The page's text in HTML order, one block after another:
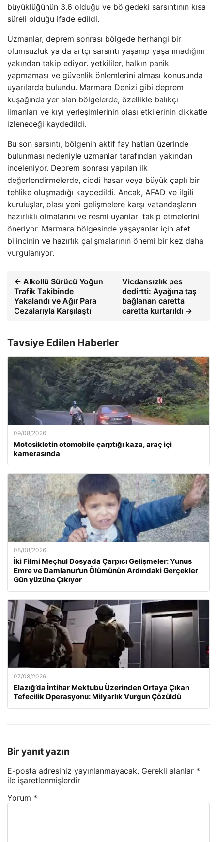
büyüklüğünün 3.6 olduğu ve bölgedeki sarsıntının kısa
süreli olduğu ifade edildi.
Uzmanlar, deprem sonrası bölgede herhangi bir
olumsuzluk ya da artçı sarsıntı yaşanıp yaşanmadığını
yakından takip ediyor. yetkililer, halkın panik
yapmaması ve güvenlik önlemlerini alması konusunda
uyarılarda bulundu. Marmara Denizi gibi deprem
kuşağında yer alan bölgelerde, özellikle balıkçı
limanları ve kıyı yerleşimlerinin olası etkilerinin dikkatle
izleneceği kaydedildi.
Bu son sarsıntı, bölgenin aktif fay hatları üzerinde
bulunması nedeniyle uzmanlar tarafından yakından
inceleniyor. Deprem sonrası yapılan ilk
değerlendirmelerde, ciddi hasar veya büyük çaplı bir
tehlike oluşmadığı kaydedildi. Ancak, AFAD ve ilgili
kuruluşlar, olası yeni gelişmelere karşı vatandaşların
hazırlıklı olmalarını ve resmi uyarıları takip etmelerini
öneriyor. Marmara bölgesinde yaşayanlar için afet
bilincinin ve hazırlık çalışmalarının önemi bir kez daha
vurgulanıyor.
← Alkollü Sürücü Yoğun
Trafik Takibinde
Yakalandı ve Ağır Para
Cezalarıyla Karşılaştı
Vicdansızlık pes
dedirtti: Ayağına taş
bağlanan caretta
caretta kurtarıldı →
Tavsiye Edilen Haberler
09/08/2026
Motosikletin otomobile çarptığı kaza, araç içi
kamerasında
08/08/2026
İki Filmi Meçhul Dosyada Çarpıcı Gelişmeler: Yunus
Emre ve Damlanur’un Ölümünün Ardındaki Gerçekler
Gün yüzüne Çıkıyor
07/08/2026
Elazığ’da İntihar Mektubu Üzerinden Ortaya Çıkan
Tefecilik Operasyonu: Milyarlık Vurgun Çözüldü
Bir yanıt yazın
E-posta adresiniz yayınlanmayacak. Gerekli alanlar *
ile işaretlenmişlerdir
Yorum *